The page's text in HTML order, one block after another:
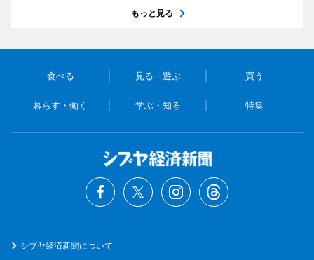
もっと見る
食べる 見る・遊ぶ 買う
暮らす・働く 学ぶ・知る 特集
シブヤ経済新聞について